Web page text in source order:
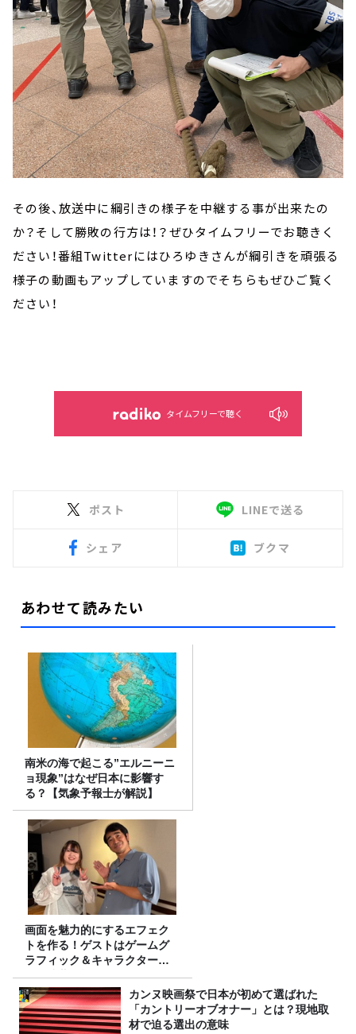
その後、放送中に綱引きの様子を中継する事が出来たの
か？そして勝敗の行方は！？ぜひタイムフリーでお聴きく
ださい！番組Twitterにはひろゆきさんが綱引きを頑張る
様子の動画もアップしていますのでそちらもぜひご覧く
ださい！
タイムフリーで聴く
ポスト LINEで送る
シェア ブクマ
あわせて読みたい
南米の海で起こる”エルニーニ
ョ現象”はなぜ日本に影響す
る？【気象予報士が解説】
画面を魅力的にするエフェク
トを作る！ゲストはゲームグ
ラフィック＆キャラクター専
攻の遠藤里桜さん！
カンヌ映画祭で日本が初めて選ばれた
「カントリーオブオナー」とは？現地取
材で迫る選出の意味